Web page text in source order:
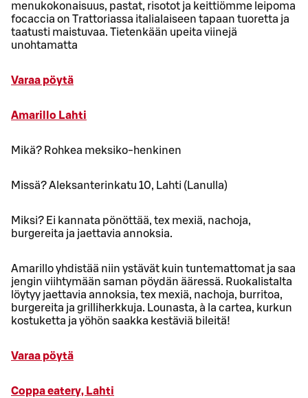
menukokonaisuus, pastat, risotot ja keittiömme leipoma
focaccia on Trattoriassa italialaiseen tapaan tuoretta ja
taatusti maistuvaa. Tietenkään upeita viinejä
unohtamatta
Varaa pöytä
Amarillo Lahti
Mikä? Rohkea meksiko-henkinen
Missä? Aleksanterinkatu 10, Lahti (Lanulla)
Miksi? Ei kannata pönöttää, tex mexiä, nachoja,
burgereita ja jaettavia annoksia.
Amarillo yhdistää niin ystävät kuin tuntemattomat ja saa
jengin viihtymään saman pöydän ääressä. Ruokalistalta
löytyy jaettavia annoksia, tex mexiä, nachoja, burritoa,
burgereita ja grilliherkkuja. Lounasta, à la cartea, kurkun
kostuketta ja yöhön saakka kestäviä bileitä!
Varaa pöytä
Coppa eatery, Lahti